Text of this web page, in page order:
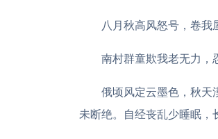
八月秋高风怒号，卷我
南村群童欺我老无力，
俄顷风定云墨色，秋天
未断绝。自经丧乱少睡眠，